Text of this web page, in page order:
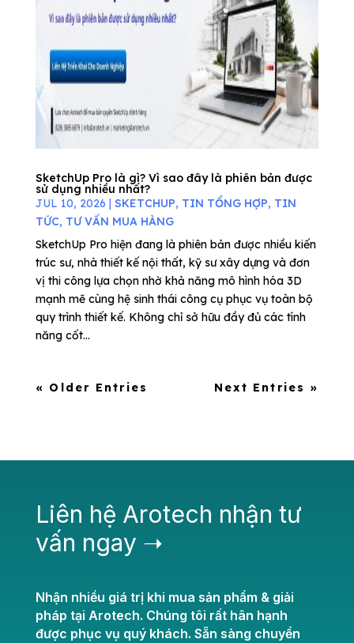
SketchUp Pro là gì? Vì sao đây là phiên bản được
sử dụng nhiều nhất?
JUL 10, 2026 | SKETCHUP, TIN TỔNG HỢP, TIN
TỨC, TƯ VẤN MUA HÀNG
SketchUp Pro hiện đang là phiên bản được nhiều kiến
trúc sư, nhà thiết kế nội thất, kỹ sư xây dựng và đơn
vị thi công lựa chọn nhờ khả năng mô hình hóa 3D
mạnh mẽ cùng hệ sinh thái công cụ phục vụ toàn bộ
quy trình thiết kế. Không chỉ sở hữu đầy đủ các tính
năng cốt...
« Older Entries Next Entries »
Liên hệ Arotech nhận tư
vấn ngay ➝
Nhận nhiều giá trị khi mua sản phẩm & giải
pháp tại Arotech. Chúng tôi rất hân hạnh
được phục vụ quý khách. Sẵn sàng chuyển